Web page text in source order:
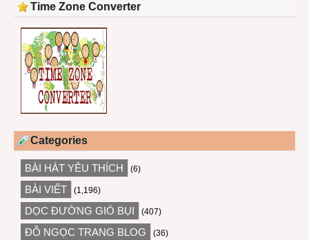
Time Zone Converter
Categories
BÀI HÁT YÊU THÍCH (6)
BÀI VIẾT (1,196)
DỌC ĐƯỜNG GIÓ BỤI (407)
ĐỖ NGỌC TRANG BLOG (36)